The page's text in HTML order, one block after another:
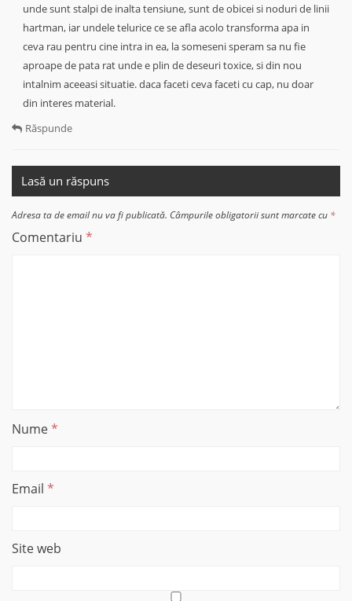
unde sunt stalpi de inalta tensiune, sunt de obicei si noduri de linii
hartman, iar undele telurice ce se afla acolo transforma apa in
ceva rau pentru cine intra in ea, la someseni speram sa nu fie
aproape de pata rat unde e plin de deseuri toxice, si din nou
intalnim aceeasi situatie. daca faceti ceva faceti cu cap, nu doar
din interes material.
Răspunde
Lasă un răspuns
Adresa ta de email nu va fi publicată. Câmpurile obligatorii sunt marcate cu *
Comentariu *
Nume*
Email *
Site web